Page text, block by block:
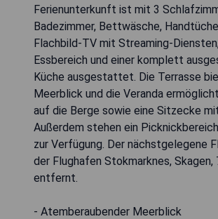
Ferienunterkunft ist mit 3
Badezimmer, Bettwäsche,
Flachbild-TV mit Streaming-
Essbereich und einer komplett
Küche ausgestattet. Die Terrasse
Meerblick und die Veranda
auf die Berge sowie eine Sitzecke mit
Außerdem stehen ein
zur Verfügung. Der nächstgelegene
der Flughafen Stokmarknes, Skagen,
entfernt.
- Atemberaubender Meerblick